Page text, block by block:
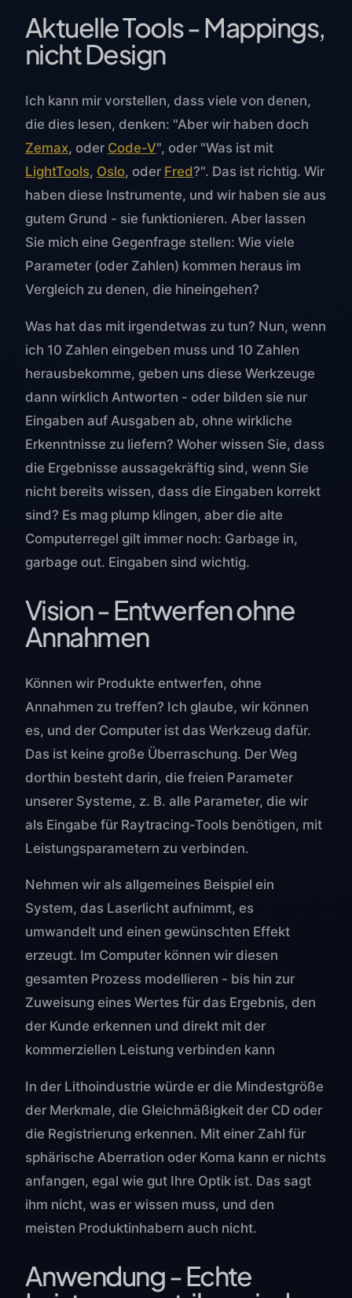
Aktuelle Tools - Mappings,
nicht Design
Ich kann mir vorstellen, dass viele von denen,
die dies lesen, denken: "Aber wir haben doch
Zemax, oder Code-V", oder "Was ist mit
LightTools, Oslo, oder Fred?". Das ist richtig. Wir
haben diese Instrumente, und wir haben sie aus
gutem Grund - sie funktionieren. Aber lassen
Sie mich eine Gegenfrage stellen: Wie viele
Parameter (oder Zahlen) kommen heraus im
Vergleich zu denen, die hineingehen?
Was hat das mit irgendetwas zu tun? Nun, wenn
ich 10 Zahlen eingeben muss und 10 Zahlen
herausbekomme, geben uns diese Werkzeuge
dann wirklich Antworten - oder bilden sie nur
Eingaben auf Ausgaben ab, ohne wirkliche
Erkenntnisse zu liefern? Woher wissen Sie, dass
die Ergebnisse aussagekräftig sind, wenn Sie
nicht bereits wissen, dass die Eingaben korrekt
sind? Es mag plump klingen, aber die alte
Computerregel gilt immer noch: Garbage in,
garbage out. Eingaben sind wichtig.
Vision - Entwerfen ohne
Annahmen
Können wir Produkte entwerfen, ohne
Annahmen zu treffen? Ich glaube, wir können
es, und der Computer ist das Werkzeug dafür.
Das ist keine große Überraschung. Der Weg
dorthin besteht darin, die freien Parameter
unserer Systeme, z. B. alle Parameter, die wir
als Eingabe für Raytracing-Tools benötigen, mit
Leistungsparametern zu verbinden.
Nehmen wir als allgemeines Beispiel ein
System, das Laserlicht aufnimmt, es
umwandelt und einen gewünschten Effekt
erzeugt. Im Computer können wir diesen
gesamten Prozess modellieren - bis hin zur
Zuweisung eines Wertes für das Ergebnis, den
der Kunde erkennen und direkt mit der
kommerziellen Leistung verbinden kann
In der Lithoindustrie würde er die Mindestgröße
der Merkmale, die Gleichmäßigkeit der CD oder
die Registrierung erkennen. Mit einer Zahl für
sphärische Aberration oder Koma kann er nichts
anfangen, egal wie gut Ihre Optik ist. Das sagt
ihm nicht, was er wissen muss, und den
meisten Produktinhabern auch nicht.
Anwendung - Echte